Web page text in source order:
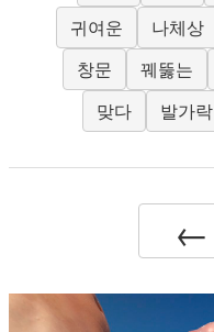
귀여운
나체상
창문
꿰뚫는
맞다
발가락
←